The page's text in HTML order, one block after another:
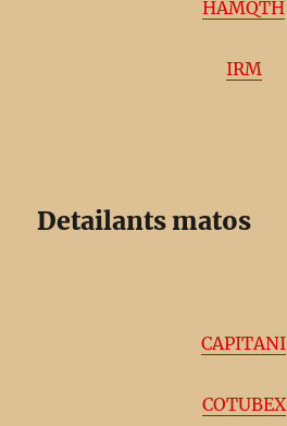
HAMQTH
IRM
Detailants matos
CAPITANI
COTUBEX